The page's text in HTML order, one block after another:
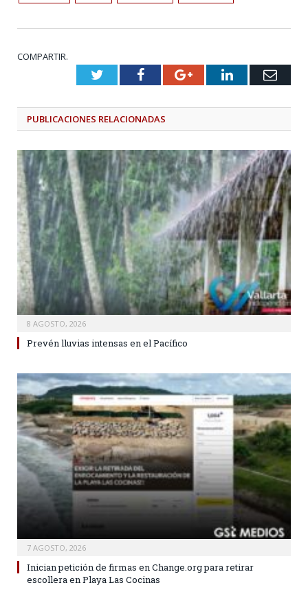
COMPARTIR.
TwitterFacebookGoogle+LinkedIn
PUBLICACIONES RELACIONADAS
8 AGOSTO, 2026
Prevén lluvias intensas en el Pacífico
7 AGOSTO, 2026
Inician petición de firmas en Change.org para retirar
escollera en Playa Las Cocinas